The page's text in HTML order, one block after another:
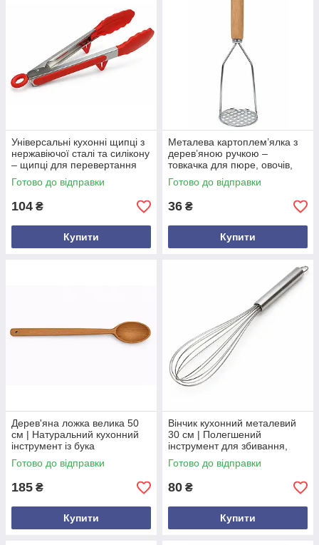
Універсальні кухонні щипці з
нержавіючої сталі та силікону
– щипці для перевертання
м’яса, риби, овочів, 26.5 см
Готово до відправки
104 ₴
Купити
Металева картоплем’ялка з
дерев’яною ручкою –
товкачка для пюре, овочів,
фруктів, кухонне приладдя
для зручного подрібнення
Готово до відправки
36 ₴
Купити
Дерев'яна ложка велика 50
см | Натуральний кухонний
інструмент із бука
Готово до відправки
185 ₴
Купити
Вінчик кухонний металевий
30 см | Полегшений
інструмент для збивання,
змішування та емульгування
Готово до відправки
80 ₴
Купити